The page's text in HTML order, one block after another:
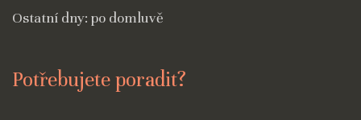
Ostatní dny: po domluvě
Potřebujete poradit?